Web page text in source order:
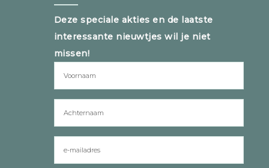
Deze speciale akties en de laatste
interessante nieuwtjes wil je niet
missen!